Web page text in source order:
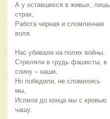
А у оставшихся в живых, лишь
страх,
Работа черная и сломленная
воля.
Нас убивали на полях войны.
Стреляли в грудь фашисты, в
спину – наши,
Но победили, не сломились
мы,
Испили до конца мы с кровью
чашу.